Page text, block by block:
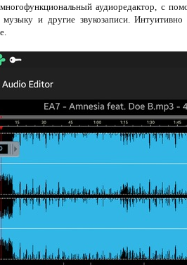
аудиоредактор, с
музыку и другие звукозаписи.